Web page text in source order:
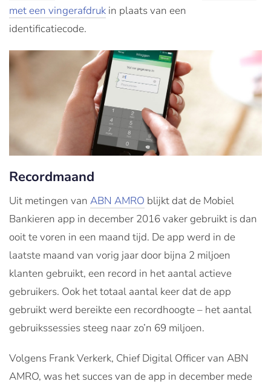
met een vingerafdruk in plaats van een
identificatiecode.
Recordmaand
Uit metingen van ABN AMRO blijkt dat de Mobiel
Bankieren app in december 2016 vaker gebruikt is dan
ooit te voren in een maand tijd. De app werd in de
laatste maand van vorig jaar door bijna 2 miljoen
klanten gebruikt, een record in het aantal actieve
gebruikers. Ook het totaal aantal keer dat de app
gebruikt werd bereikte een recordhoogte – het aantal
gebruikssessies steeg naar zo’n 69 miljoen.
Volgens Frank Verkerk, Chief Digital Officer van ABN
AMRO, was het succes van de app in december mede